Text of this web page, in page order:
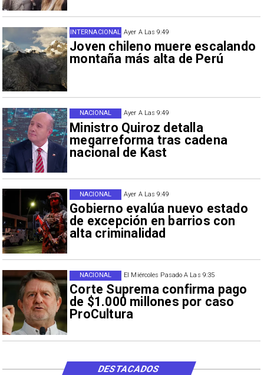
Ayer A Las 9:49
Joven chileno muere escalando
montaña más alta de Perú
INTERNACIONAL
Ayer A Las 9:49
Ministro Quiroz detalla
megarreforma tras cadena
nacional de Kast
NACIONAL
Ayer A Las 9:49
Gobierno evalúa nuevo estado
de excepción en barrios con
alta criminalidad
NACIONAL
El Miércoles Pasado A Las 9:35
Corte Suprema confirma pago
de $1.000 millones por caso
ProCultura
NACIONAL
DESTACADOS